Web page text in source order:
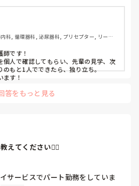
科, 循環器科, 泌尿器科, プリセプター, リーダ
です！
個人で確認してもらい、先輩の見学、次
のもと1人でできたら、独り立ち。
ます！
答をもっと見る
えてください🙇‍♀️
サービスでパート勤務をしていま